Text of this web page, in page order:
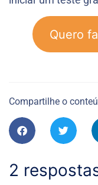
Quero
Compartilhe o
2